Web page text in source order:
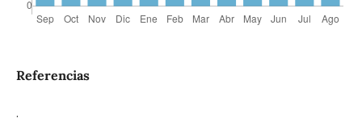
Referencias
.